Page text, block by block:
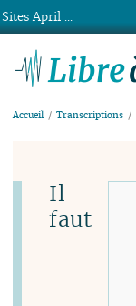
Accueil Transcriptions
Il
faut
Sites April ...